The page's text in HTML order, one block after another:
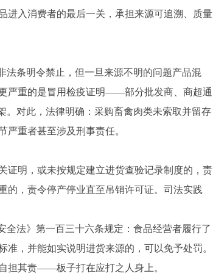
进入消费者的最后一关，承担来源可追溯、质量
法条明令禁止，但一旦来源不明的问题产品混
严重的是冒用检疫证明——部分批发商、商超通
。对此，法律明确：采购畜禽肉类未索取并留存
重者甚至涉及刑事责任。
证明，或未按规定建立进货查验记录制度的，责
的，责令停产停业直至吊销许可证。司法实践
全法》第一百三十六条规定：食品经营者履行了
，并能如实说明进货来源的，可以免予处罚。
担其责——板子打在应打之人身上。